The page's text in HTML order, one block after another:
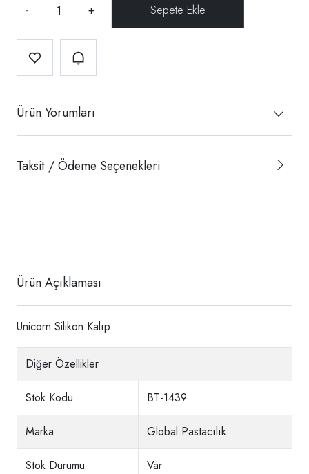
- +
Ürün Yorumları
Taksit / Ödeme Seçenekleri
Ürün Açıklaması
Unicorn Silikon Kalıp
Diğer Özellikler
Stok Kodu BT-1439
Marka Global Pastacılık
Stok Durumu Var